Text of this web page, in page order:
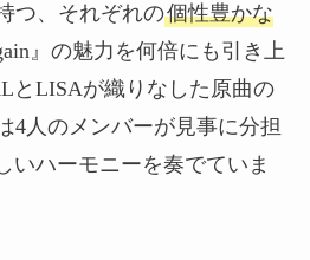
つ、それぞれの個性豊かな
』の魅力を何倍にも引き上
とLISAが織りなした原曲の
4人のメンバーが見事に分担
いハーモニーを奏でていま